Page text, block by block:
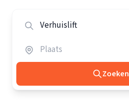
Zoeken